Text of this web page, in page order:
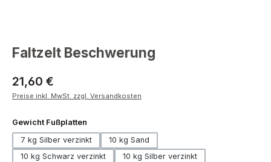
Faltzelt Beschwerung
Regulärer Preis:
21,60 €
Preise inkl. MwSt. zzgl. Versandkosten
Gewicht Fußplatten
7 kg Silber verzinkt
10 kg Sand
10 kg Schwarz verzinkt
10 kg Silber verzinkt